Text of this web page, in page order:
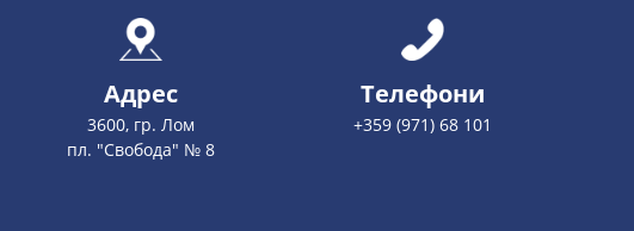
Адрес
3600, гр. Лом
пл. "Свобода" № 8
Телефони
+359 (971) 68 101